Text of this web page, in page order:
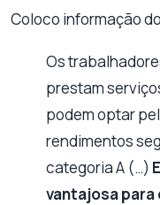
Coloco informação
Os
prestam
podem optar
rendimentos
categoria A (…)
vantajosa